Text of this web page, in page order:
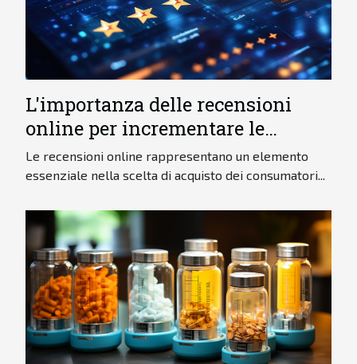
L'importanza delle recensioni
online per incrementare le
vendite
Le recensioni online rappresentano un elemento
essenziale nella scelta di acquisto dei consumatori...